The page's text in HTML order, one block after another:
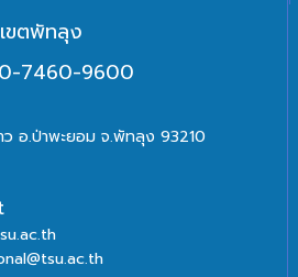
ขตพัทลุง
7460-9600
อ.ป่าพะยอม จ.พัทลุง 93210